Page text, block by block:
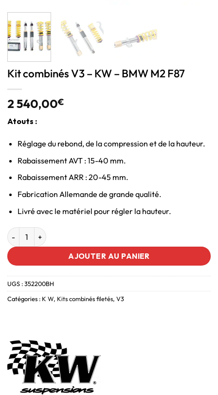
Kit combinés V3 – KW – BMW M2 F87
2 540,00€
Atouts :
Réglage du rebond, de la compression et de la hauteur.
Rabaissement AVT : 15-40 mm.
Rabaissement ARR : 20-45 mm.
Fabrication Allemande de grande qualité.
Livré avec le matériel pour régler la hauteur.
AJOUTER AU PANIER
UGS :352200BH
Catégories : K W, Kits combinés filetés, V3